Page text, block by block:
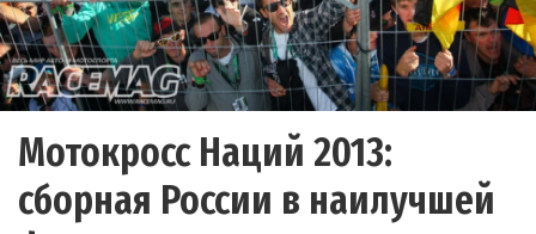
Мотокросс Наций 2013:
сборная России в наилучшей